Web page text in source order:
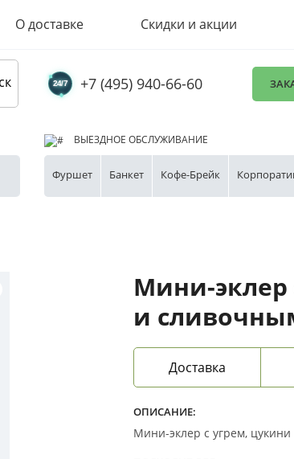
О доставке Скидки и акции
+7 (495) 940-66-60
ВЫЕЗДНОЕ ОБСЛУЖИВАНИЕ
Фуршет Банкет Кофе-Брейк
Мини-эклер
и
Доставка
ОПИСАНИЕ:
Мини-эклер с угрем,